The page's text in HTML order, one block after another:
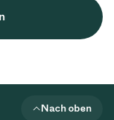
Nach oben